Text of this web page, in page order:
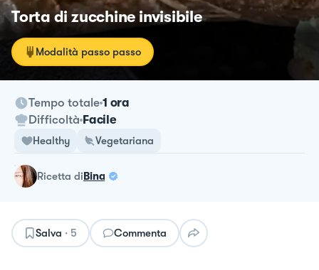
Torta di zucchine invisibile
Modalità passo passo
Tempo totale 1 ora
Difficoltà Facile
Healthy Vegetariana
ricetta diBina
Salva · 5 Commenta